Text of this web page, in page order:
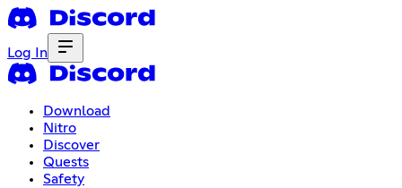
Log In
Download
Nitro
Discover
Quests
Safety